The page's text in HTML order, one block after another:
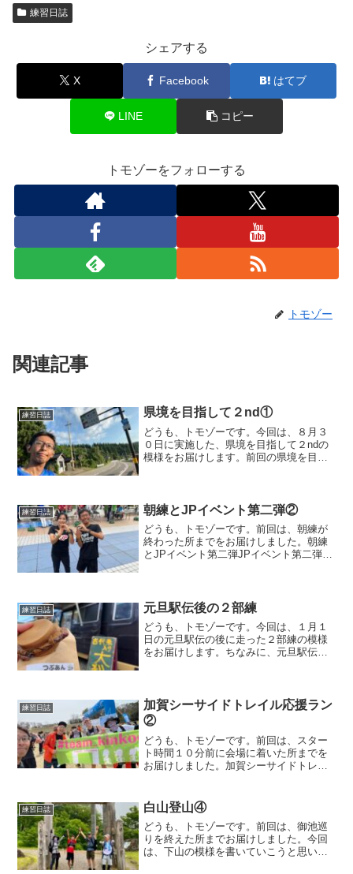
練習日誌
シェアする
X Facebook はてブ
LINE コピー
トモゾーをフォローする
トモゾー
関連記事
練習日誌 県境を目指して２nd①
どうも、トモゾーです。今回は、８月３
０日に実施した、県境を目指して２ndの
模様をお届けします。前回の県境を目指
は、金沢大学方面から富山...
練習日誌 朝練とJPイベント第二弾②
どうも、トモゾーです。前回は、朝練が
終わった所までをお届けしました。朝練
とJPイベント第二弾JPイベント第二弾パ
事で、参加しようと...
練習日誌 元旦駅伝後の２部練
どうも、トモゾーです。今回は、１月１
日の元旦駅伝の後に走った２部練の模様
をお届けします。ちなみに、元旦駅伝は
ですが、いつも途中からし...
練習日誌
加賀シーサイドトレイル応援ラン
②
どうも、トモゾーです。前回は、スター
ト時間１０分前に会場に着いた所までを
お届けしました。加賀シーサイドトレイ
なります。もうすぐスタートですが、さ
さっと集合写真を。３０キ...
練習日誌 白山登山④
どうも、トモゾーです。前回は、御池巡
りを終えた所までお届けしました。今回
は、下山の模様を書いていこうと思いま